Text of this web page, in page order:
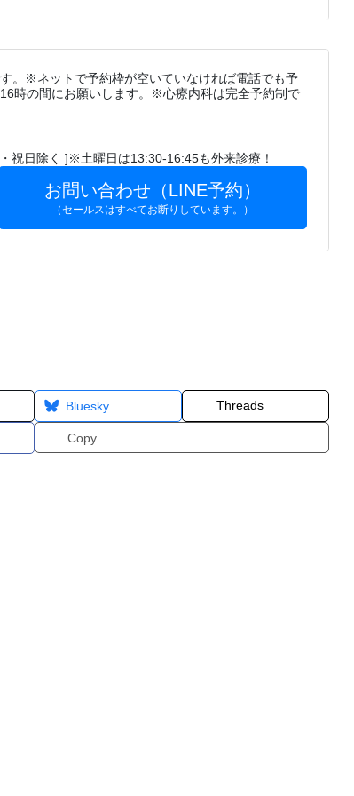
。※ネットで予約枠が空いていなければ電話でも予
時の間にお願いします。※心療内科は完全予約制で
祝日除く ]※土曜日は13:30-16:45も外来診療！
お問い合わせ（LINE予約）
（セールスはすべてお断りしています。）
Bluesky Threads
Copy